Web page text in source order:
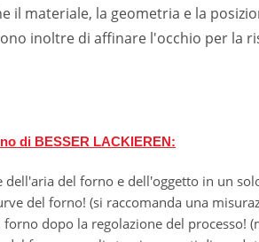
il materiale, la geometria e la
inoltre di affinare l'occhio per la
di BESSER LACKIEREN:
del forno e dell'oggetto in un
del forno! (si raccomanda una
forno dopo la regolazione del